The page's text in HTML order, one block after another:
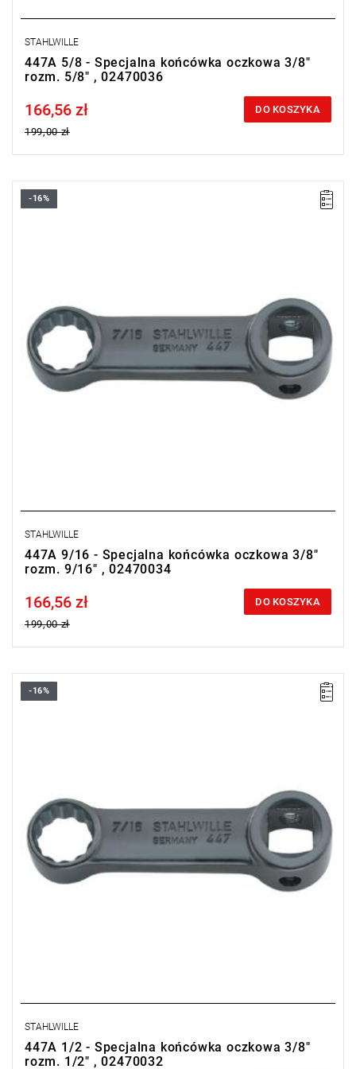
STAHLWILLE
447A 5/8 - Specjalna końcówka oczkowa 3/8"
rozm. 5/8" , 02470036
Price tax included
166,56 zł
199,00 zł
DO KOSZYKA
-16%
STAHLWILLE
447A 9/16 - Specjalna końcówka oczkowa 3/8"
rozm. 9/16" , 02470034
Price tax included
166,56 zł
199,00 zł
DO KOSZYKA
-16%
STAHLWILLE
447A 1/2 - Specjalna końcówka oczkowa 3/8"
rozm. 1/2" , 02470032